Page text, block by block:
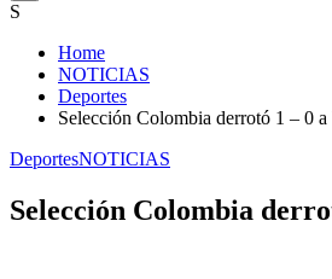
S
Home
NOTICIAS
Deportes
Selección Colombia derrotó 1 – 0 a
DeportesNOTICIAS
Selección Colombia